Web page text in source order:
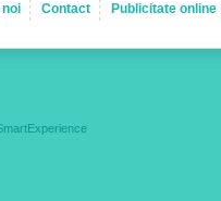
Contact Publicitate online